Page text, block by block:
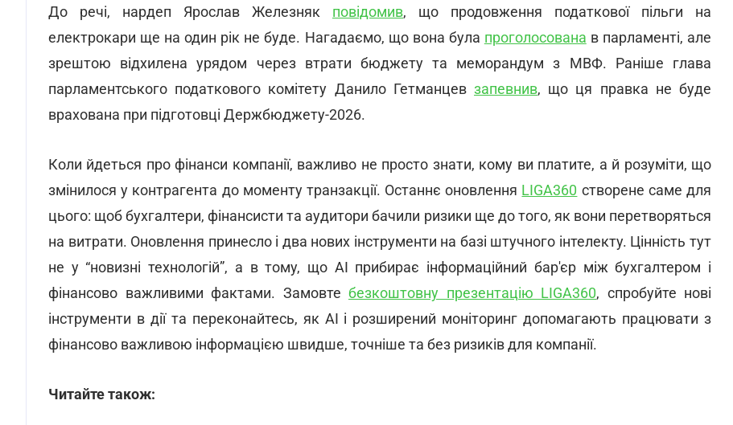
До речі, нардеп Ярослав Железняк повідомив, що продовження податкової пільги на
електрокари ще на один рік не буде. Нагадаємо, що вона була проголосована в парламенті, але
зрештою відхилена урядом через втрати бюджету та меморандум з МВФ. Раніше глава
парламентського податкового комітету Данило Гетманцев запевнив, що ця правка не буде
врахована при підготовці Держбюджету-2026.
Коли йдеться про фінанси компанії, важливо не просто знати, кому ви платите, а й розуміти, що
змінилося у контрагента до моменту транзакції. Останнє оновлення LIGA360 створене саме для
цього: щоб бухгалтери, фінансисти та аудитори бачили ризики ще до того, як вони перетворяться
на витрати. Оновлення принесло і два нових інструменти на базі штучного інтелекту. Цінність тут
не у “новизні технологій”, а в тому, що AI прибирає інформаційний бар'єр між бухгалтером і
фінансово важливими фактами. Замовте безкоштовну презентацію LIGA360, спробуйте нові
інструменти в дії та переконайтесь, як AI і розширений моніторинг допомагають працювати з
фінансово важливою інформацією швидше, точніше та без ризиків для компанії.
Читайте також: